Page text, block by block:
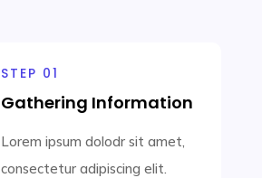
STEP 01
Gathering Information
Lorem ipsum dolodr sit amet,
consectetur adipiscing elit.